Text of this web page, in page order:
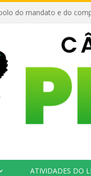
do mandato e do
ATIVIDADES DO